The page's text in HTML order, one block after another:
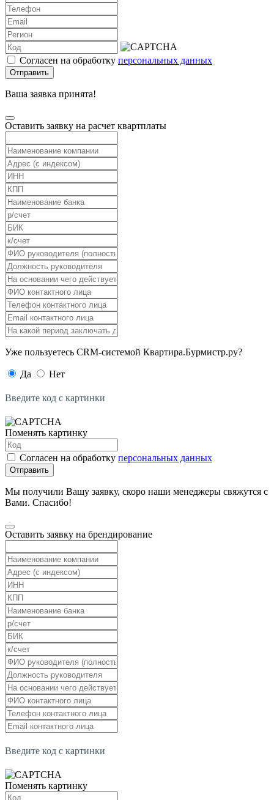
Согласен на обработку персональных данных
Отправить
Ваша заявка принята!
Оставить заявку на расчет квартплаты
Уже пользуетесь CRM-системой Квартира.Бурмистр.ру?
Да Нет
Введите код с картинки
Поменять картинку
Согласен на обработку персональных данных
Отправить
Мы получили Вашу заявку, скоро наши менеджеры свяжутся с
Вами. Спасибо!
Оставить заявку на брендирование
Введите код с картинки
Поменять картинку